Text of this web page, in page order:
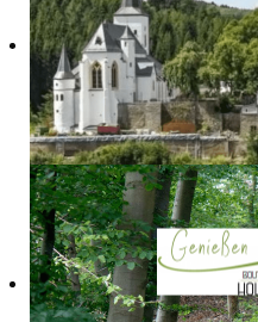
RESERVIEREN
ESSEN & TRINKEN
WELLNESS
UMBEGUNG